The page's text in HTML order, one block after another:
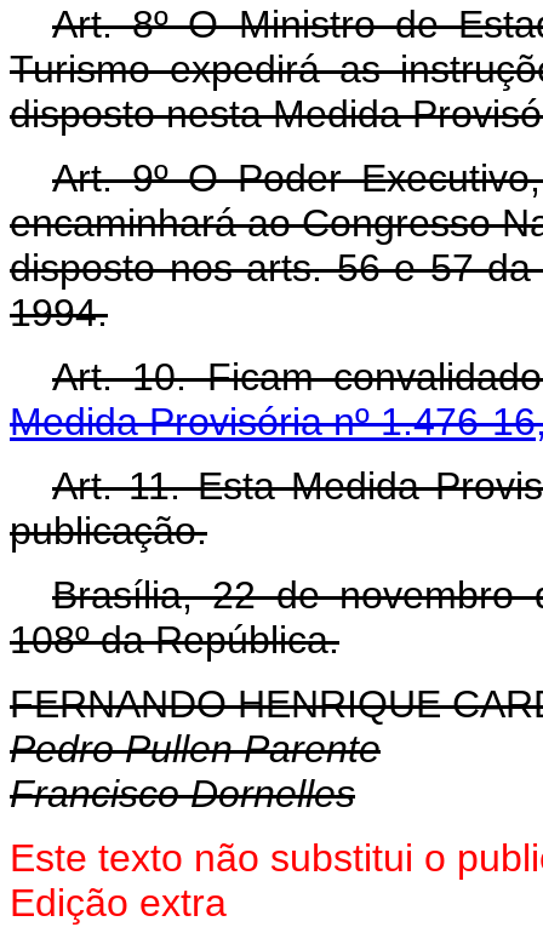
Art. 8º O Ministro de
Turismo expedirá as
disposto nesta Medida
Art. 9º O Poder
encaminhará ao Congresso
disposto nos arts. 56 e 57
1994.
Art. 10. Ficam
Medida Provisória nº 1.476-
Art. 11. Esta Medida
publicação.
Brasília, 22 de novembro
108º da República.
FERNANDO HENRIQUE
Pedro Pullen Parente
Francisco Dornelles
Este texto não substitui o
Edição extra